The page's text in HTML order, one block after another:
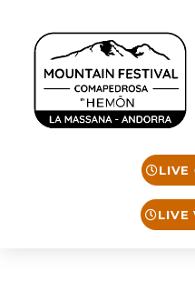
LIVE
LIVE